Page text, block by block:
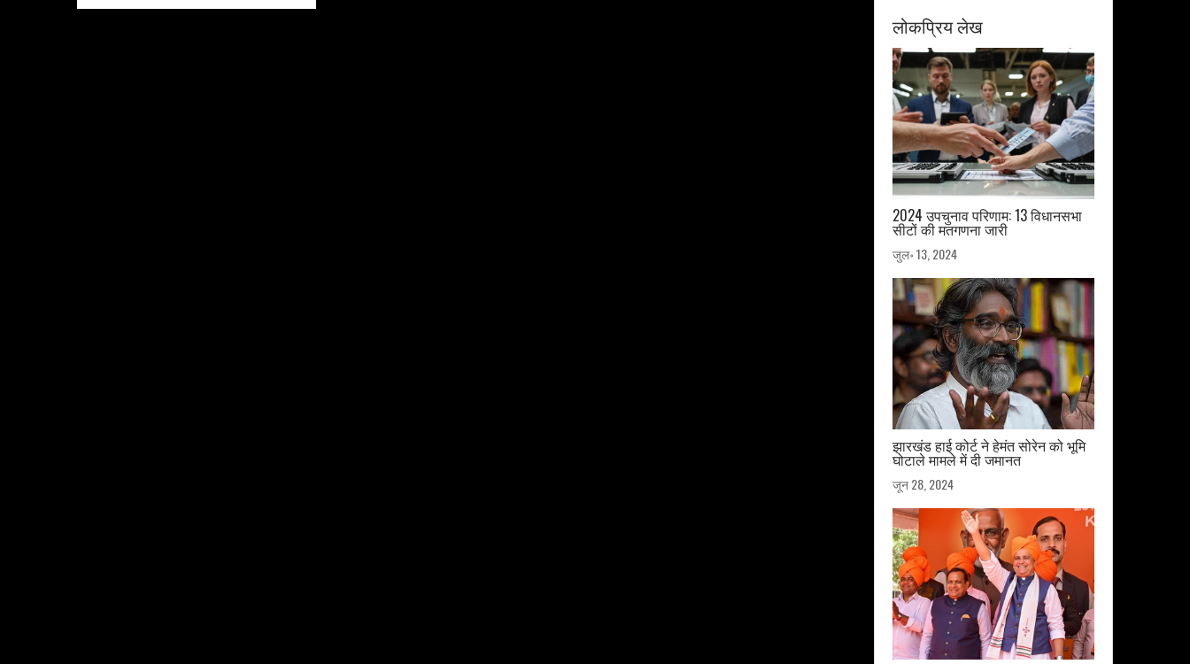
देवताओं के गुरु बृहस्पति से जुड़ी हैं और
लोकप्रिय लेख
2024 उपचुनाव परिणाम: 13 विधानसभा
सीटों की मतगणना जारी
जुल॰ 13, 2024
झारखंड हाई कोर्ट ने हेमंत सोरेन को भूमि
घोटाले मामले में दी जमानत
जून 28, 2024